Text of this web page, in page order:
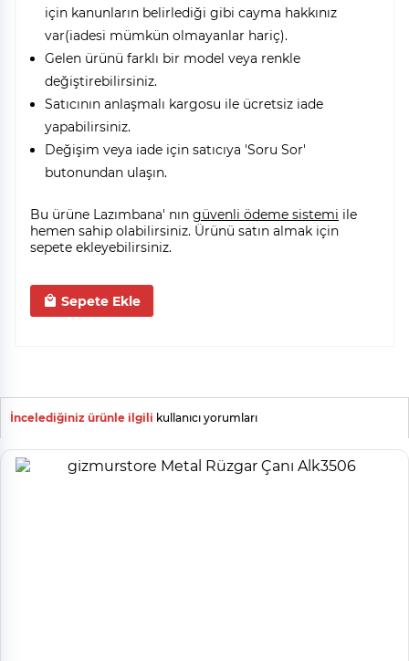
için kanunların belirlediği gibi cayma hakkınız
var(iadesi mümkün olmayanlar hariç).
Gelen ürünü farklı bir model veya renkle
değiştirebilirsiniz.
Satıcının anlaşmalı kargosu ile ücretsiz iade
yapabilirsiniz.
Değişim veya iade için satıcıya 'Soru Sor'
butonundan ulaşın.
Bu ürüne Lazımbana' nın güvenli ödeme sistemi ile
hemen sahip olabilirsiniz. Ürünü satın almak için
sepete ekleyebilirsiniz.
Sepete Ekle
İncelediğiniz ürünle ilgili kullanıcı yorumları